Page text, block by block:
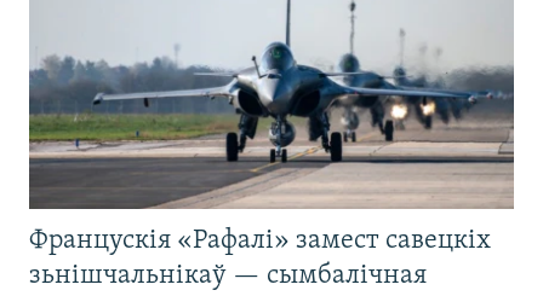
Францускія «Рафалі» замест савецкіх
зьнішчальнікаў — сымбалічная